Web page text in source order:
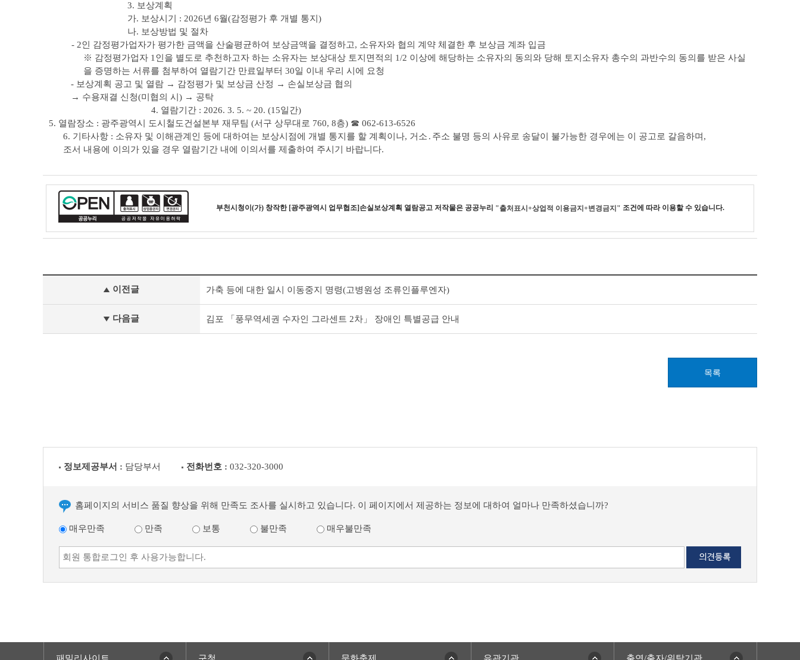
3. 보상계획
가. 보상시기 : 2026년 6월(감정평가 후 개별 통지)
나. 보상방법 및 절차
- 2인 감정평가업자가 평가한 금액을 산술평균하여 보상금액을 결정하고, 소유자와 협의 계약 체결한 후 보상금 계좌 입금
※ 감정평가업자 1인을 별도로 추천하고자 하는 소유자는 보상대상 토지면적의 1/2 이상에 해당하는 소유자의 동의와 당해 토지소유자 총수의 과반수의 동의를 받은 사실
을 증명하는 서류를 첨부하여 열람기간 만료일부터 30일 이내 우리 시에 요청
- 보상계획 공고 및 열람 → 감정평가 및 보상금 산정 → 손실보상금 협의
→ 수용재결 신청(미협의 시) → 공탁
4. 열람기간 : 2026. 3. 5. ~ 20. (15일간)
5. 열람장소 : 광주광역시 도시철도건설본부 재무팀 (서구 상무대로 760, 8층) ☎ 062-613-6526
6. 기타사항 : 소유자 및 이해관계인 등에 대하여는 보상시점에 개별 통지를 할 계획이나, 거소․주소 불명 등의 사유로 송달이 불가능한 경우에는 이 공고로 갈음하며,
조서 내용에 이의가 있을 경우 열람기간 내에 이의서를 제출하여 주시기 바랍니다.
부천시청이(가) 창작한 [광주광역시 업무협조]손실보상계획 열람공고저작물은 공공누리 "출처표시+상업적 이용금지+변경금지" 조건에 따라 이용할 수 있습니다.
공
전
이전글 가축 등에 대한 일시 이동중지 명령(고병원성 조류인플루엔자)
다음글 김포 「풍무역세권 수자인 그라센트 2차」 장애인 특별공급 안내
목록
정보제공부서 : 담당부서 전화번호 : 032-320-3000
홈페이지의 서비스 품질 향상을 위해 만족도 조사를 실시하고 있습니다. 이 페이지에서 제공하는 정보에 대하여 얼마나 만족하셨습니까?
매우만족 만족 보통 불만족 매우불만족